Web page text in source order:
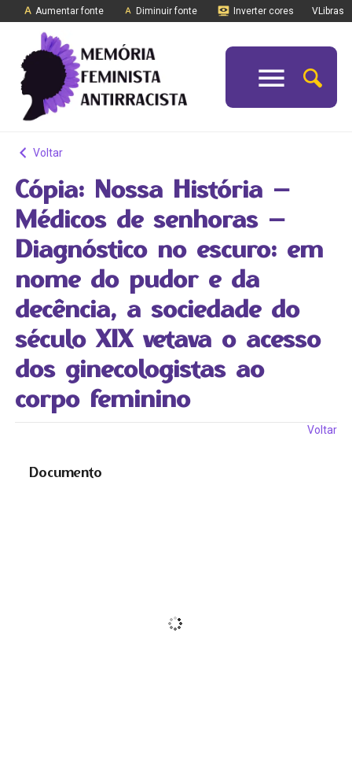
Aumentar fonte Diminuir fonte Inverter cores VLibras
Voltar
Cópia: Nossa História –
Médicos de senhoras –
Diagnóstico no escuro: em
nome do pudor e da
decência, a sociedade do
século XIX vetava o acesso
dos ginecologistas ao
corpo feminino
Voltar
Documento